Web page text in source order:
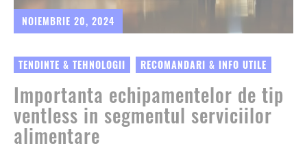
NOIEMBRIE 20, 2024
TENDINTE & TEHNOLOGII RECOMANDARI & INFO UTILE
Importanta echipamentelor de tip
ventless in segmentul serviciilor
alimentare